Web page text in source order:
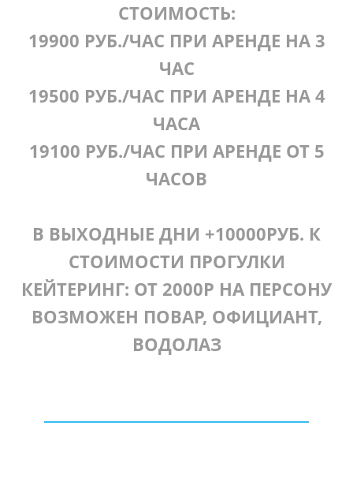
СТОИМОСТЬ:
19900 РУБ./ЧАС ПРИ АРЕНДЕ НА 3
ЧАС
19500 РУБ./ЧАС ПРИ АРЕНДЕ НА 4
ЧАСА
19100 РУБ./ЧАС ПРИ АРЕНДЕ ОТ 5
ЧАСОВ
В ВЫХОДНЫЕ ДНИ +10000РУБ. К
СТОИМОСТИ ПРОГУЛКИ
КЕЙТЕРИНГ: ОТ 2000Р НА ПЕРСОНУ
ВОЗМОЖЕН ПОВАР, ОФИЦИАНТ,
ВОДОЛАЗ